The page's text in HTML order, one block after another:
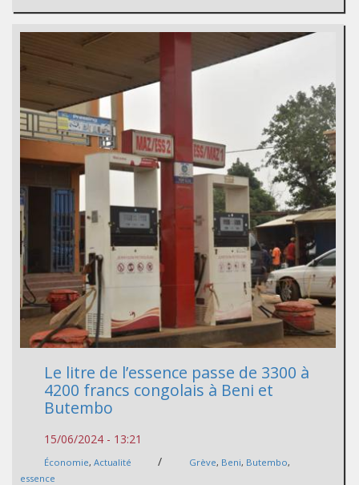
Le litre de l’essence passe de 3300 à
4200 francs congolais à Beni et
Butembo
15/06/2024 - 13:21
Économie, Actualité / Grève, Beni, Butembo,
essence